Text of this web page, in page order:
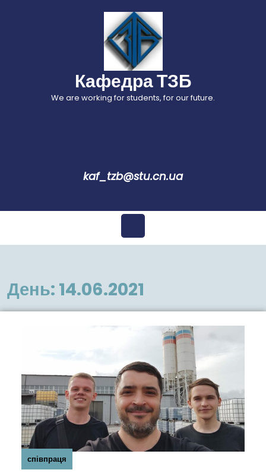
Кафедра ТЗБ
We are working for students, for our future.
kaf_tzb@stu.cn.ua
Відкрити
меню
День: 14.06.2021
співпраця